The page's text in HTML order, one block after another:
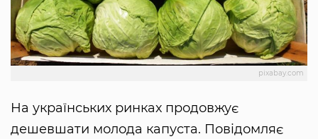
pixabay.com
На українських ринках продовжує
дешевшати молода капуста. Повідомляє